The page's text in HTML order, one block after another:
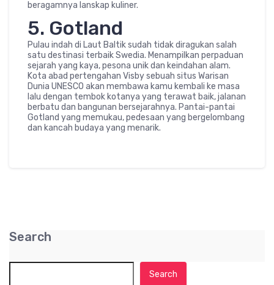
beragamnya lanskap kuliner.
5. Gotland
Pulau indah di Laut Baltik sudah tidak diragukan salah
satu destinasi terbaik Swedia. Menampilkan perpaduan
sejarah yang kaya, pesona unik dan keindahan alam.
Kota abad pertengahan Visby sebuah situs Warisan
Dunia UNESCO akan membawa kamu kembali ke masa
lalu dengan tembok kotanya yang terawat baik, jalanan
berbatu dan bangunan bersejarahnya. Pantai-pantai
Gotland yang memukau, pedesaan yang bergelombang
dan kancah budaya yang menarik.
Search
Search